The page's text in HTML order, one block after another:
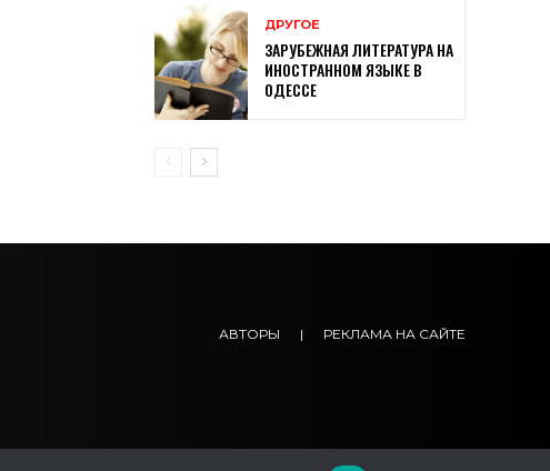
ДРУГОЕ
ЗАРУБЕЖНАЯ ЛИТЕРАТУРА НА
ИНОСТРАННОМ ЯЗЫКЕ В
ОДЕССЕ
АВТОРЫ | РЕКЛАМА НА САЙТЕ